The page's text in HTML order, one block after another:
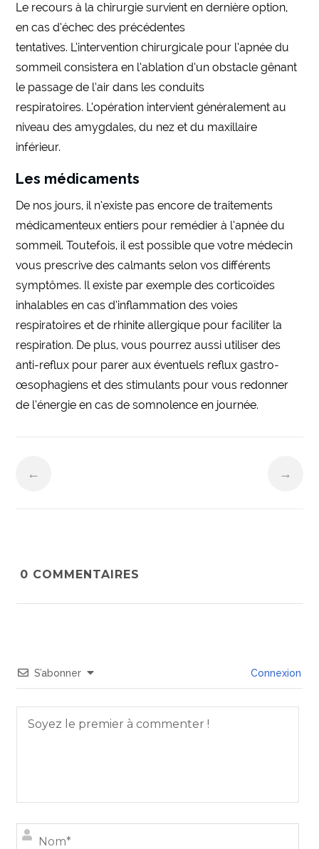
Le recours à la chirurgie survient en dernière option,
en cas d’échec des précédentes
tentatives. L’intervention chirurgicale pour l’apnée du
sommeil consistera en l’ablation d’un obstacle gênant
le passage de l’air dans les conduits
respiratoires. L’opération intervient généralement au
niveau des amygdales, du nez et du maxillaire
inférieur.
Les médicaments
De nos jours, il n’existe pas encore de traitements
médicamenteux entiers pour remédier à l’apnée du
sommeil. Toutefois, il est possible que votre médecin
vous prescrive des calmants selon vos différents
symptômes. Il existe par exemple des corticoïdes
inhalables en cas d’inflammation des voies
respiratoires et de rhinite allergique pour faciliter la
respiration. De plus, vous pourrez aussi utiliser des
anti-reflux pour parer aux éventuels reflux gastro-
œsophagiens et des stimulants pour vous redonner
de l’énergie en cas de somnolence en journée.
← →
S’abonner Connexion
0 COMMENTAIRES